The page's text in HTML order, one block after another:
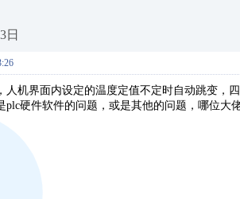
日
人机界面内设定的温度定值不定时自动跳变，
plc硬件软件的问题，或是其他的问题，哪位大